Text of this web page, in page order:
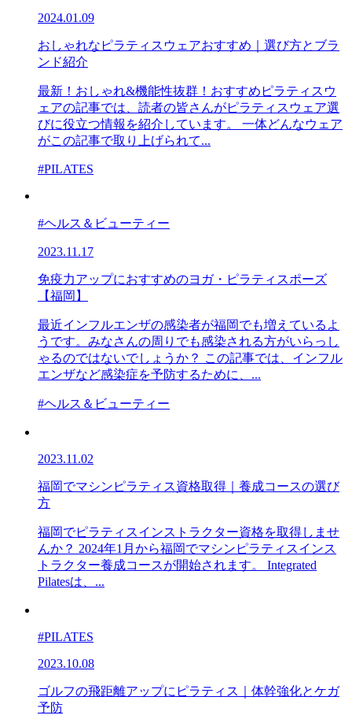
2024.01.09
おしゃれなピラティスウェアおすすめ｜選び方とブラ
ンド紹介
最新！おしゃれ&機能性抜群！おすすめピラティスウ
ェアの記事では、読者の皆さんがピラティスウェア選
びに役立つ情報を紹介しています。 一体どんなウェア
がこの記事で取り上げられて...
#PILATES
#ヘルス＆ビューティー
2023.11.17
免疫力アップにおすすめのヨガ・ピラティスポーズ
【福岡】
最近インフルエンザの感染者が福岡でも増えているよ
うです。みなさんの周りでも感染される方がいらっし
ゃるのではないでしょうか？ この記事では、インフル
エンザなど感染症を予防するために、...
#ヘルス＆ビューティー
2023.11.02
福岡でマシンピラティス資格取得｜養成コースの選び
方
福岡でピラティスインストラクター資格を取得しませ
んか？ 2024年1月から福岡でマシンピラティスインス
トラクター養成コースが開始されます。 Integrated
Pilatesは、...
#PILATES
2023.10.08
ゴルフの飛距離アップにピラティス｜体幹強化とケガ
予防